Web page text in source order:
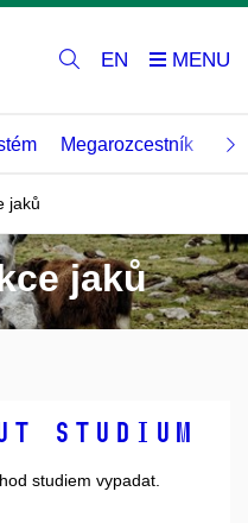
EN
Megarozcestník
jaků
jaků
studium
studiem vypadat.